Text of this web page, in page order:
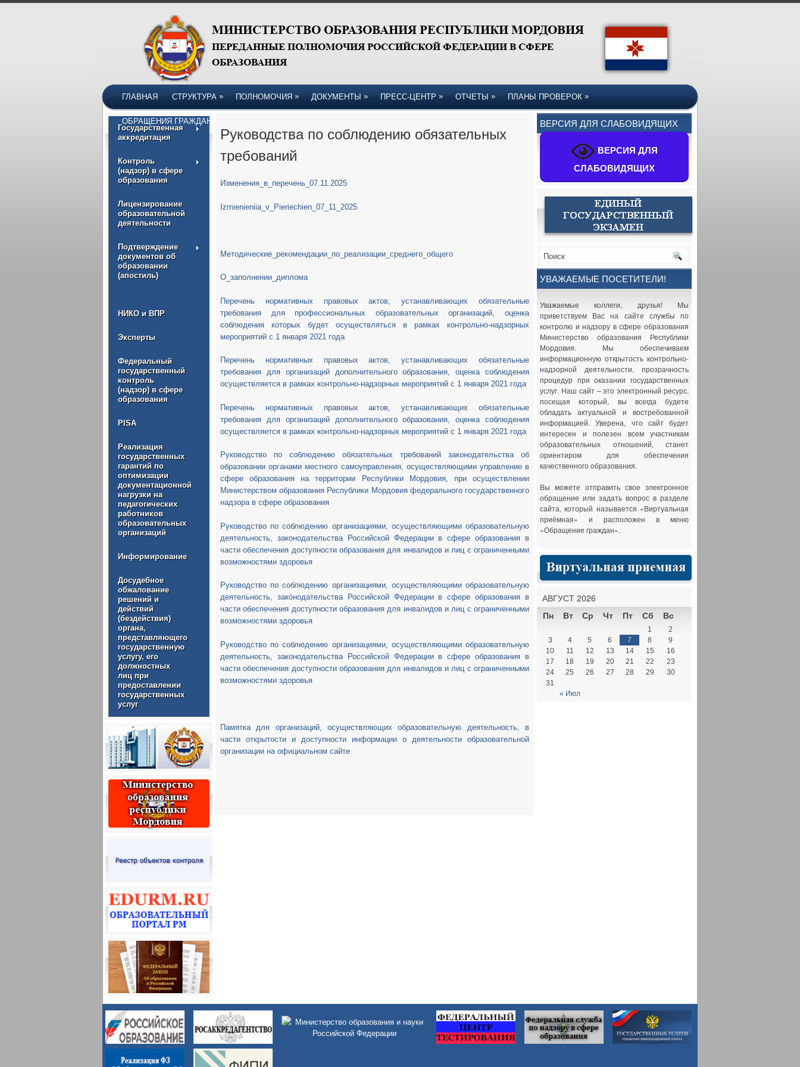
ГЛАВНАЯ СТРУКТУРА » ПОЛНОМОЧИЯ » ДОКУМЕНТЫ » ПРЕСС-ЦЕНТР » ОТЧЕТЫ » ПЛАНЫ ПРОВЕРОК »
ОБРАЩЕНИЯ ГРАЖДАН
Государственная
аккредитация
Контроль
(надзор) в сфере
образования
Лицензирование
образовательной
деятельности
Подтверждение
документов об
образовании
(апостиль)
НИКО и ВПР
Эксперты
Федеральный
государственный
контроль
(надзор) в сфере
образования
PISA
Реализация
государственных
гарантий по
оптимизации
документационной
нагрузки на
педагогических
работников
образовательных
организаций
Информирование
Досудебное
обжалование
решений и
действий
(бездействия)
органа,
представляющего
государственную
услугу, его
должностных
лиц при
предоставлении
государственных
услуг
Руководства по соблюдению обязательных
требований
Изменения_в_перечень_07.11.2025
Izmienieniia_v_Pieriechien_07_11_2025
Методические_рекомендации_по_реализации_среднего_общего
О_заполнении_диплома
Перечень нормативных правовых актов, устанавливающих обязательные
требования для профессиональных образовательных организаций, оценка
соблюдения которых будет осуществляться в рамках контрольно-надзорных
мероприятий с 1 января 2021 года
Перечень нормативных правовых актов, устанавливающих обязательные
требования для организаций дополнительного образования, оценка соблюдения
осуществляется в рамках контрольно-надзорных мероприятий с 1 января 2021 года
Перечень нормативных правовых актов, устанавливающих обязательные
требования для организаций дополнительного образования, оценка соблюдения
осуществляется в рамках контрольно-надзорных мероприятий с 1 января 2021 года
Руководство по соблюдению обязательных требований законодательства об
образовании органами местного самоуправления, осуществляющими управление в
сфере образования на территории Республики Мордовия, при осуществлении
Министерством образования Республики Мордовия федерального государственного
надзора в сфере образования
Руководство по соблюдению организациями, осуществляющими образовательную
деятельность, законодательства Российской Федерации в сфере образования в
части обеспечения доступности образования для инвалидов и лиц с ограниченными
возможностями здоровья
Руководство по соблюдению организациями, осуществляющими образовательную
деятельность, законодательства Российской Федерации в сфере образования в
части обеспечения доступности образования для инвалидов и лиц с ограниченными
возможностями здоровья
Руководство по соблюдению организациями, осуществляющими образовательную
деятельность, законодательства Российской Федерации в сфере образования в
части обеспечения доступности образования для инвалидов и лиц с ограниченными
возможностями здоровья
Памятка для организаций, осуществляющих образовательную деятельность, в
части открытости и доступности информации о деятельности образовательной
организации на официальном сайте
ВЕРСИЯ ДЛЯ СЛАБОВИДЯЩИХ
ВЕРСИЯ ДЛЯ
СЛАБОВИДЯЩИХ
УВАЖАЕМЫЕ ПОСЕТИТЕЛИ!
Уважаемые коллеги, друзья! Мы
приветствуем Вас на сайте службы по
контролю и надзору в сфере образования
Министерство образования Республики
Мордовия. Мы обеспечиваем
информационную открытость контрольно-
надзорной деятельности, прозрачность
процедур при оказании государственных
услуг. Наш сайт – это электронный ресурс,
посещая который, вы всегда будете
обладать актуальной и востребованной
информацией. Уверена, что сайт будет
интересен и полезен всем участникам
образовательных отношений, станет
ориентиром для обеспечения
качественного образования.
Вы можете отправить свое электронное
обращение или задать вопрос в разделе
сайта, который называется «Виртуальная
приёмная» и расположен в меню
«Обращение граждан».
АВГУСТ 2026
Пн
Вт Ср Чт Пт Сб Вс
« Июл
1
2
3
4 5 6 7 8
9
10
11 12 13 14 15
16
17
18 19 20 21 22
23
24
25 26 27 28 29
30
31